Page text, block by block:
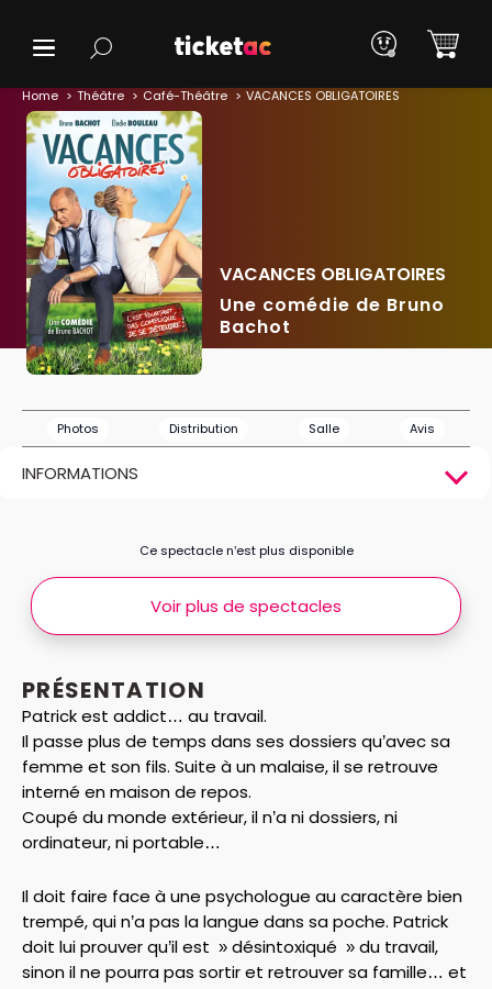
Home Théâtre Café-Théâtre VACANCES OBLIGATOIRES
VACANCES OBLIGATOIRES
Une comédie de Bruno
Bachot
Photos Distribution Salle Avis
INFORMATIONS
PRÉSENTATION
Patrick est addict… au travail.
Il passe plus de temps dans ses dossiers qu’avec sa
femme et son fils. Suite à un malaise, il se retrouve
interné en maison de repos.
Coupé du monde extérieur, il n’a ni dossiers, ni
ordinateur, ni portable…
Il doit faire face à une psychologue au caractère bien
trempé, qui n’a pas la langue dans sa poche. Patrick
doit lui prouver qu’il est » désintoxiqué » du travail,
sinon il ne pourra pas sortir et retrouver sa famille… et
Ce spectacle n’est plus disponible
Voir plus de spectacles